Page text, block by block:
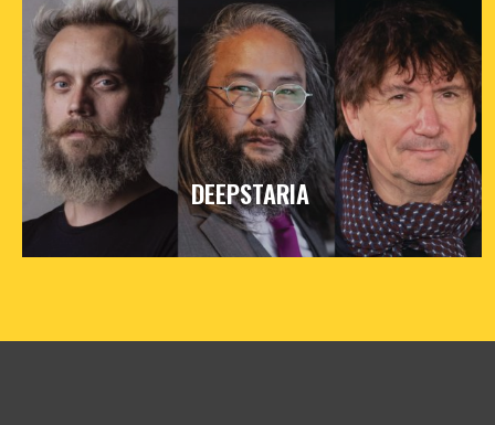
DEEPSTARIA
25sept 2026- 20h30- Le Triton